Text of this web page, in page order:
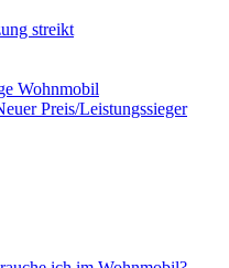
streikt
Wohnmobil
Preis/Leistungssieger